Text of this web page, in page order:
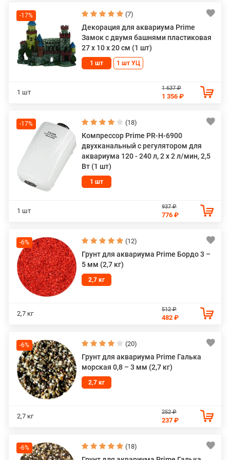
Доступная цена при высоком качестве состава.
Подарите своему питомцу полноценное и вкусное
питание — выберите корм Prime!
-17% (7)
Декорация для аквариума Prime
Замок с двумя башнями пластиковая
27 х 10 х 20 см (1 шт)
1 шт 1 шт УЦ
1 шт
1 637 ₽
1 356 ₽
-17% (18)
Компрессор Prime PR-H-6900
двухканальный с регулятором для
аквариума 120 - 240 л, 2 х 2 л/мин, 2,5
Вт (1 шт)
1 шт
1 шт
937 ₽
776 ₽
-6% (12)
Грунт для аквариума Prime Бордо 3 –
5 мм (2,7 кг)
2,7 кг
2,7 кг
512 ₽
482 ₽
-6% (20)
Грунт для аквариума Prime Галька
морская 0,8 – 3 мм (2,7 кг)
2,7 кг
2,7 кг
252 ₽
237 ₽
-6% (18)